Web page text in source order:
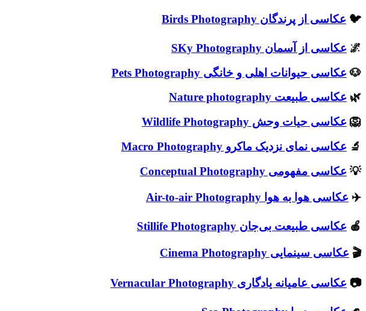
🐦 عکاسی از پرندگان Birds Photography
🌌 عکاسی از آسمان SKy Photography
🐶 عکاسی حیوانات اهلی و خانگی Pets Photography
🌿 عکاسی طبیعت Nature photography
🦁 عکاسی حیات وحش Wildlife Photography
🔬 عکاسی نمای نزدیک ماکرو Macro Photography
💡 عکاسی مفهومی Conceptual Photography
✈️ عکاسی هوا به هوا Air-to-air Photography
🍎 عکاسی طبیعت بی‌جان Stillife Photography
🎬 عکاسی سینمایی Cinema Photography
📷 عکاسی عامیانه یادگاری Vernacular Photography